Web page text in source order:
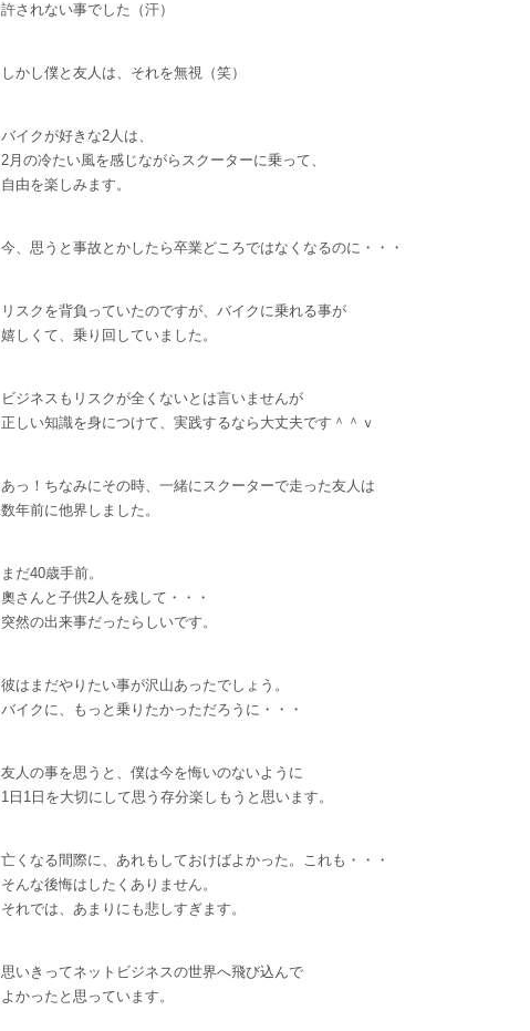
許されない事でした（汗）
しかし僕と友人は、それを無視（笑）
バイクが好きな2人は、
2月の冷たい風を感じながらスクーターに乗って、
自由を楽しみます。
今、思うと事故とかしたら卒業どころではなくなるのに・・・
リスクを背負っていたのですが、バイクに乗れる事が
嬉しくて、乗り回していました。
ビジネスもリスクが全くないとは言いませんが
正しい知識を身につけて、実践するなら大丈夫です＾＾ｖ
あっ！ちなみにその時、一緒にスクーターで走った友人は
数年前に他界しました。
まだ40歳手前。
奧さんと子供2人を残して・・・
突然の出来事だったらしいです。
彼はまだやりたい事が沢山あったでしょう。
バイクに、もっと乗りたかっただろうに・・・
友人の事を思うと、僕は今を悔いのないように
1日1日を大切にして思う存分楽しもうと思います。
亡くなる間際に、あれもしておけばよかった。これも・・・
そんな後悔はしたくありません。
それでは、あまりにも悲しすぎます。
思いきってネットビジネスの世界へ飛び込んで
よかったと思っています。